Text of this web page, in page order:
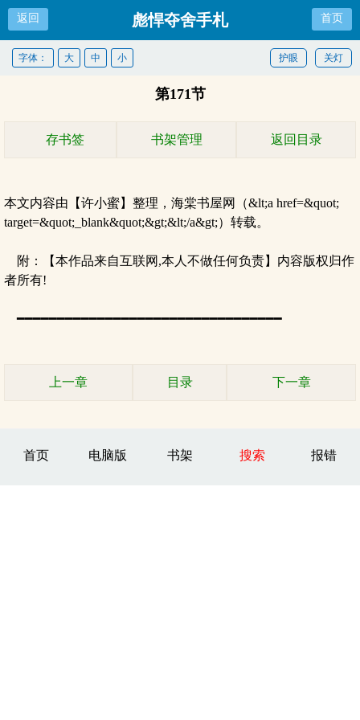
返回 彪悍夺舍手札 首页
关灯
护眼
字体： 大 中 小
第171节
存书签 书架管理 返回目录
本文内容由【许小蜜】整理，海棠书屋网（&lt;a href=&quot;
target=&quot;_blank&quot;&gt;&lt;/a&gt;）转载。
附：【本作品来自互联网,本人不做任何负责】内容版权归作
者所有!
━━━━━━━━━━━━━━━━━━━━━━━━━━━━━━━━━
上一章 目录 下一章
首页 电脑版 书架 搜索 报错